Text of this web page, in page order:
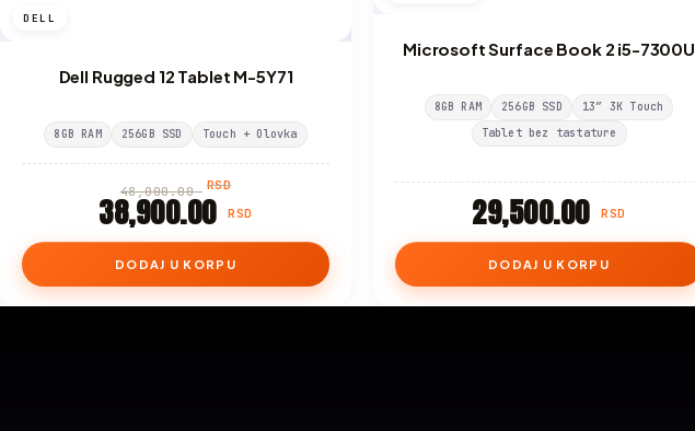
DELL
Dell Rugged 12 Tablet M-5Y71
8GB RAM 256GB SSD Touch + Olovka
48,000.00 RSD
38,900.00 RSD
DODAJ U KORPU
Microsoft Surface Book 2 i5-7300U
8GB RAM 256GB SSD
13″ 3K Touch
Tablet bez tastature
29,500.00 RSD
DODAJ U KORPU